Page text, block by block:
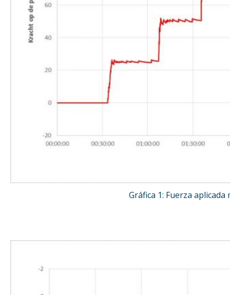
Gráfica 1: Fuerza